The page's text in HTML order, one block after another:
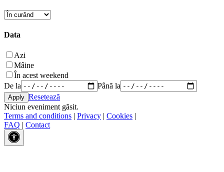
Data
Azi
Mâine
În acest weekend
De la
Până la
Resetează
Niciun eveniment găsit.
Terms and conditions | Privacy | Cookies |
FAQ | Contact